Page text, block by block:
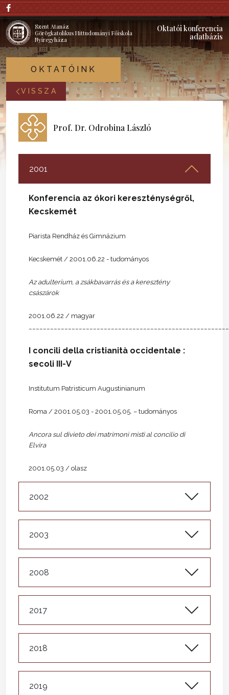
Szent Atanáz
Görögkatolikus Hittudományi Főiskola
Nyíregyháza
Oktatói konferencia
adatbázis
OKTATÓINK
VISSZA
Prof. Dr. Odrobina László
2001
Konferencia az ókori kereszténységről,
Kecskemét
Piarista Rendház és Gimnázium
Kecskemét / 2001.06.22 - tudományos
Az adulterium, a zsákbavarrás és a keresztény
császárok
2001.06.22 / magyar
I concili della cristianità occidentale :
secoli III-V
Institutum Patristicum Augustinianum
Roma / 2001.05.03 - 2001.05.05. – tudományos
Ancora sul divieto dei matrimoni misti al concilio di
Elvira
2001.05.03 / olasz
2002
2003
2008
2017
2018
2019